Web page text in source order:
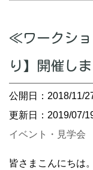
≪ワークショ
り】開催し
公開日：2018/11/
更新日：2019/07/
イベント・見学会
皆さまこんにちは